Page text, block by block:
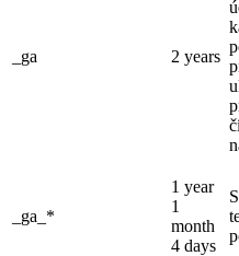
_ga 2 years
_ga_*
1 year
1
month
4 days